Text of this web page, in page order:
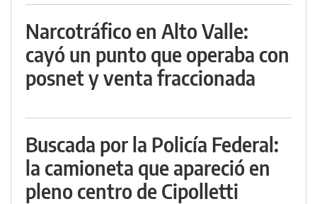
Narcotráfico en Alto Valle:
cayó un punto que operaba con
posnet y venta fraccionada
Buscada por la Policía Federal:
la camioneta que apareció en
pleno centro de Cipolletti